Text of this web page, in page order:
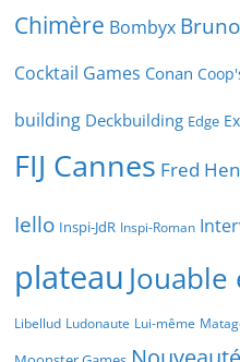
Chimère Bombyx
Cocktail Games Conan
building Deckbuilding Edge
FIJ Cannes Fred
Iello Inspi-JdR Inspi-Roman
plateau
Libellud Ludonaute Lui-même